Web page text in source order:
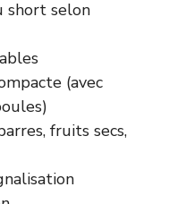
short selon
(avec
fruits secs,